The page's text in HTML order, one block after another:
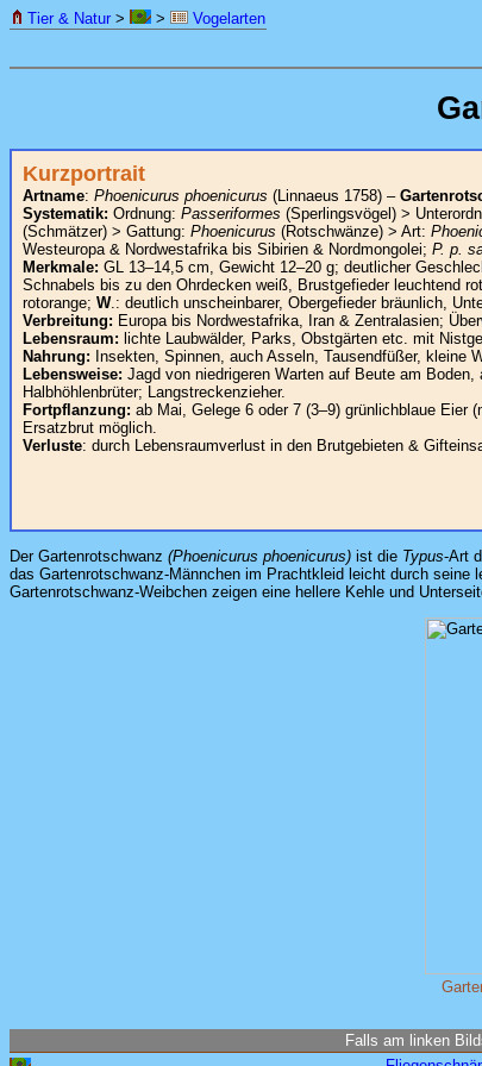
Tier & Natur > >
Vogelarten
Kurzportrait
Artname: Phoenicurus phoenicurus (Linnaeus 1758) –
Systematik: Ordnung: Passeriformes (Sperlingsvögel) >
(Schmätzer) > Gattung: Phoenicurus (Rotschwänze) > Art:
Westeuropa & Nordwestafrika bis Sibirien & Nordmongolei; P. p.
Merkmale: GL 13–14,5 cm, Gewicht 12–20 g; deutlicher
Schnabels bis zu den Ohrdecken weiß, Brustgefieder leuchtend
rotorange; W.: deutlich unscheinbarer, Obergefieder bräunlich,
Verbreitung: Europa bis Nordwestafrika, Iran & Zentralasien;
Lebensraum: lichte Laubwälder, Parks, Obstgärten etc. mit
Nahrung: Insekten, Spinnen, auch Asseln, Tausendfüßer, kleine
Lebensweise: Jagd von niedrigeren Warten auf Beute am
Halbhöhlenbrüter; Langstreckenzieher.
Fortpflanzung: ab Mai, Gelege 6 oder 7 (3–9) grünlichblaue Eier
Ersatzbrut möglich.
Verluste: durch Lebensraumverlust in den Brutgebieten &
Der Gartenrotschwanz (Phoenicurus phoenicurus) ist die Typus-Art
das Gartenrotschwanz-Männchen im Prachtkleid leicht durch
Gartenrotschwanz-Weibchen zeigen eine hellere Kehle und
Falls am linken